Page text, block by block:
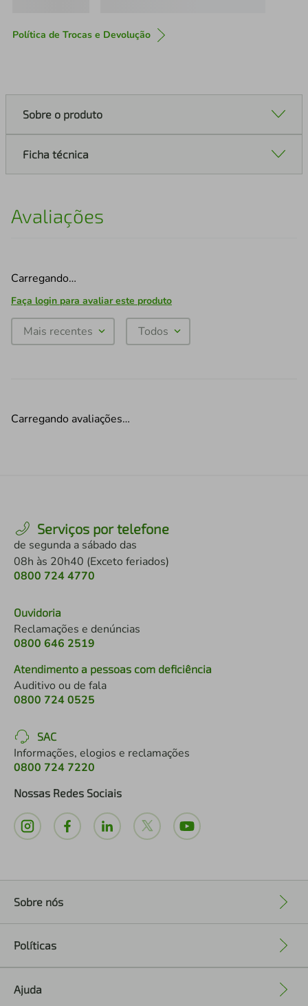
Política de Trocas e Devolução
Sobre o produto
Ficha técnica
Avaliações
Carregando…
Faça login para avaliar este produto
Mais recentes Todos
Carregando avaliações…
Serviços por telefone
de segunda a sábado das
08h às 20h40 (Exceto feriados)
0800 724 4770
Ouvidoria
Reclamações e denúncias
0800 646 2519
Atendimento a pessoas com deficiência
Auditivo ou de fala
0800 724 0525
SAC
Informações, elogios e reclamações
0800 724 7220
Nossas Redes Sociais
Sobre nós
Políticas
Ajuda